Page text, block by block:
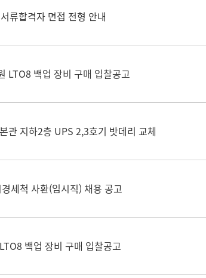
류합격자 면접 전형 안내
LTO8 백업 장비 구매 입찰공고
관 지하2층 UPS 2,3호기 밧데리 교체
세척 사환(임시직) 채용 공고
백업 장비 구매 입찰공고